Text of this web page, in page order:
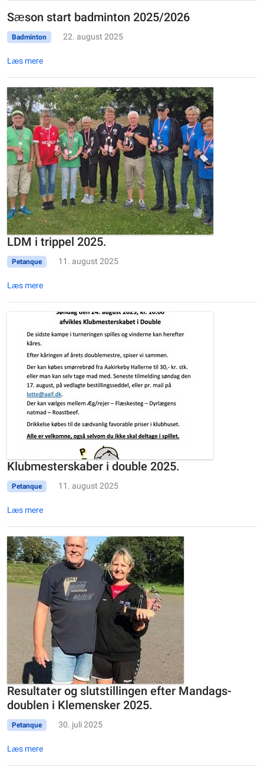
Sæson start badminton 2025/2026
Badminton 22. august 2025
Læs mere
LDM i trippel 2025.
Petanque 11. august 2025
Læs mere
Klubmesterskaber i double 2025.
Petanque 11. august 2025
Læs mere
Resultater og slutstillingen efter Mandags-
doublen i Klemensker 2025.
Petanque 30. juli 2025
Læs mere